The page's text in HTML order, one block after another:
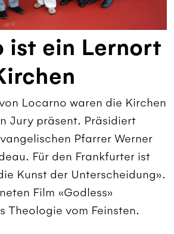
ist ein Lernort
Locarno waren die Kirchen
Jury präsent. Präsidiert
Pfarrer Werner
Für den Frankfurter ist
Kunst der Unterscheidung».
Film «Godless»
Theologie vom Feinsten.